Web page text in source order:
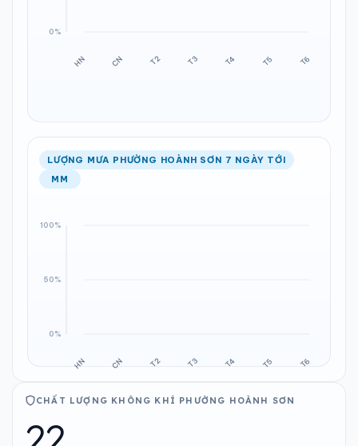
LƯỢNG MƯA PHƯỜNG HOÀNH SƠN 7 NGÀY TỚI
MM
CHẤT LƯỢNG KHÔNG KHÍ PHƯỜNG HOÀNH SƠN